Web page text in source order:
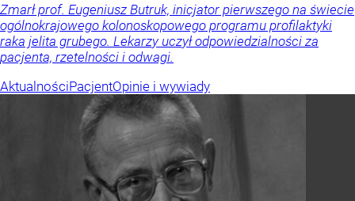
Zmarł prof. Eugeniusz Butruk, inicjator pierwszego na świecie
ogólnokrajowego kolonoskopowego programu profilaktyki
raka jelita grubego. Lekarzy uczył odpowiedzialności za
pacjenta, rzetelności i odwagi.
AktualnościPacjentOpinie i wywiady